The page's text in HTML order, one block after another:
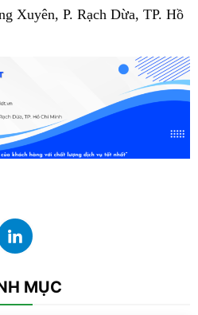
Xuyên, P. Rạch Dừa, TP. Hồ
tiếtchi tiết
Xem chi tiết
MỤC